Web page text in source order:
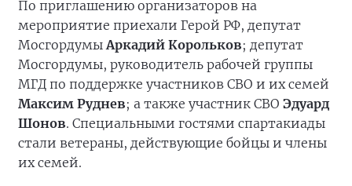
По приглашению организаторов на
мероприятие приехали Герой РФ, депутат
МосгордумыАркадий Корольков; депутат
Мосгордумы, руководитель рабочей группы
МГД по поддержке участников СВО и их семей
Максим Руднев; а также участник СВО Эдуард
Шонов. Специальными гостями спартакиады
стали ветераны, действующие бойцы и члены
их семей.